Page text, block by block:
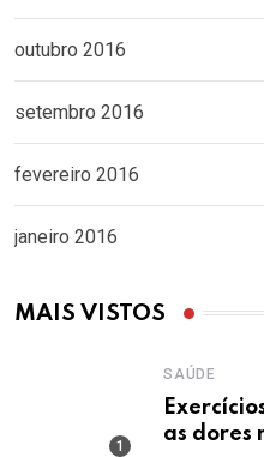
outubro 2016
setembro 2016
fevereiro 2016
janeiro 2016
MAIS VISTOS
SAÚDE
as dores